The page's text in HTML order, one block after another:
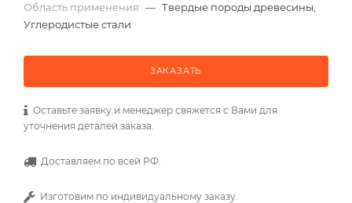
Область применения — Твердые породы древесины,
Углеродистые стали
ЗАКАЗАТЬ
Оставьте заявку и менеджер свяжется с Вами для
уточнения деталей заказа.
Доставляем по всей РФ.
Изготовим по индивидуальному заказу.